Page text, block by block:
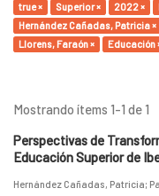
true × Superior × 2022 ×
Hernández Cañadas, Patricia ×
Llorens, Faraón ×
Educación
Mostrando ítems 1-1 de 1
Perspectivas de
Educación Superior de
Hernández Cañadas, Patricia;